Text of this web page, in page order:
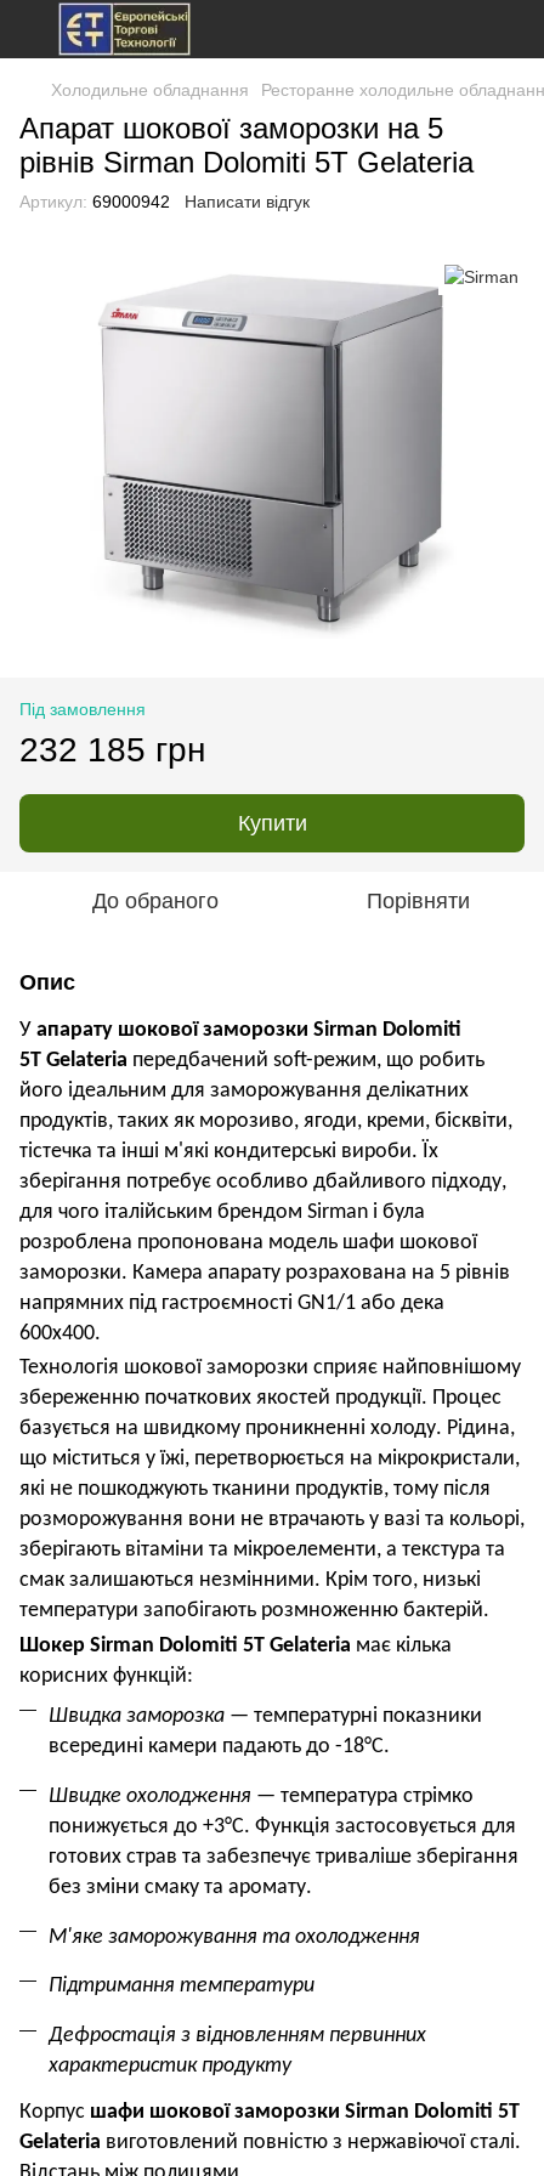
Холодильне обладнання Ресторанне холодильне
Апарат шокової заморозки на 5
рівнів Sirman Dolomiti 5T Gelateria
Артикул: 69000942 Написати відгук
Під замовлення
232 185 грн
Купити
До обраного Порівняти
Опис
У апарату шокової заморозки Sirman Dolomiti
5T Gelateria передбачений soft-режим, що робить
його ідеальним для заморожування делікатних
продуктів, таких як морозиво, ягоди, креми, бісквіти,
тістечка та інші м'які кондитерські вироби. Їх
зберігання потребує особливо дбайливого підходу,
для чого італійським брендом Sirman і була
розроблена пропонована модель шафи шокової
заморозки. Камера апарату розрахована на 5 рівнів
напрямних під гастроємності GN1/1 або дека
600х400.
Технологія шокової заморозки сприяє найповнішому
збереженню початкових якостей продукції. Процес
базується на швидкому проникненні холоду. Рідина,
що міститься у їжі, перетворюється на мікрокристали,
які не пошкоджують тканини продуктів, тому після
розморожування вони не втрачають у вазі та кольорі,
зберігають вітаміни та мікроелементи, а текстура та
смак залишаються незмінними. Крім того, низькі
температури запобігають розмноженню бактерій.
Шокер Sirman Dolomiti 5T Gelateria має кілька
корисних функцій:
Швидка заморозка — температурні показники
всередині камери падають до -18°С.
Швидке охолодження — температура стрімко
понижується до +3°С. Функція застосовується для
готових страв та забезпечує триваліше зберігання
без зміни смаку та аромату.
М'яке заморожування та охолодження
Підтримання температури
Дефростація з відновленням первинних
характеристик продукту
Корпус шафи шокової заморозки Sirman Dolomiti 5T
Gelateria виготовлений повністю з нержавіючої сталі.